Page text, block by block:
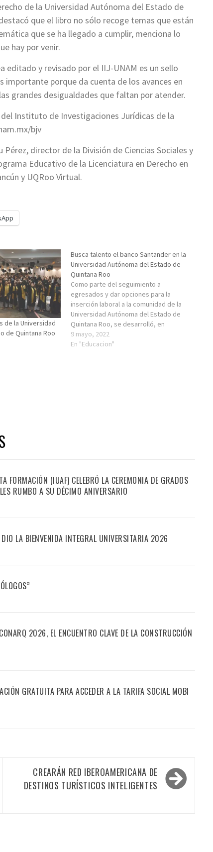
de la Universidad Autónoma del Estado de
que el libro no sólo recoge temas que están
que se ha llegado a cumplir, menciona lo
hay por venir.
editado y revisado por el IIJ-UNAM es un sello
porque da cuenta de los avances en
grandes desigualdades que faltan por atender.
Instituto de Investigaciones Jurídicas de la
bjv
director de la División de Ciencias Sociales y
Educativo de la Licenciatura en Derecho en
y UQRoo Virtual.
de la Universidad
de Quintana Roo
Busca talento el banco Santander en la
Universidad Autónoma del Estado de
Quintana Roo
Como parte del seguimiento a
egresados y dar opciones para la
inserción laboral a la comunidad de la
Universidad Autónoma del Estado de
Quintana Roo, se desarrolló, en
coordinación con Banco Santander, la
conferencia: Atracción de Talentos,
9 mayo, 2022
En "Educacion"
FORMACIÓN (IUAF) CELEBRÓ LA CEREMONIA DE GRADOS
RUMBO A SU DÉCIMO ANIVERSARIO
LA BIENVENIDA INTEGRAL UNIVERSITARIA 2026
2026, EL ENCUENTRO CLAVE DE LA CONSTRUCCIÓN
GRATUITA PARA ACCEDER A LA TARIFA SOCIAL MOBI
CREARÁN RED IBEROAMERICANA DE
DESTINOS TURÍSTICOS INTELIGENTES